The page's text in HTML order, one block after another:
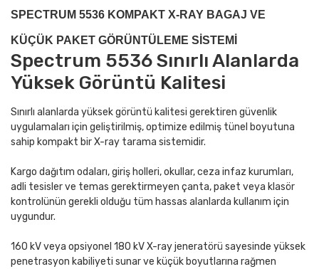
SPECTRUM 5536 KOMPAKT X-RAY BAGAJ VE
KÜÇÜK PAKET GÖRÜNTÜLEME SİSTEMİ
Spectrum 5536 Sınırlı Alanlarda
Yüksek Görüntü Kalitesi
Sınırlı alanlarda yüksek görüntü kalitesi gerektiren güvenlik
uygulamaları için geliştirilmiş, optimize edilmiş tünel boyutuna
sahip kompakt bir X-ray tarama sistemidir.
Kargo dağıtım odaları, giriş holleri, okullar, ceza infaz kurumları,
adli tesisler ve temas gerektirmeyen çanta, paket veya klasör
kontrolünün gerekli olduğu tüm hassas alanlarda kullanım için
uygundur.
160 kV veya opsiyonel 180 kV X-ray jeneratörü sayesinde yüksek
penetrasyon kabiliyeti sunar ve küçük boyutlarına rağmen